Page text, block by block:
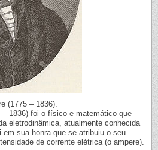
(1775 – 1836).
– 1836) foi o físico e matemático que
eletrodinâmica, atualmente conhecida
sua honra que se atribuiu o seu
de corrente elétrica (o ampere).